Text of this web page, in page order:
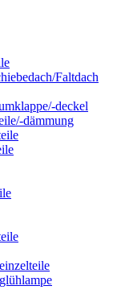
Faltdach
deckel
dämmung